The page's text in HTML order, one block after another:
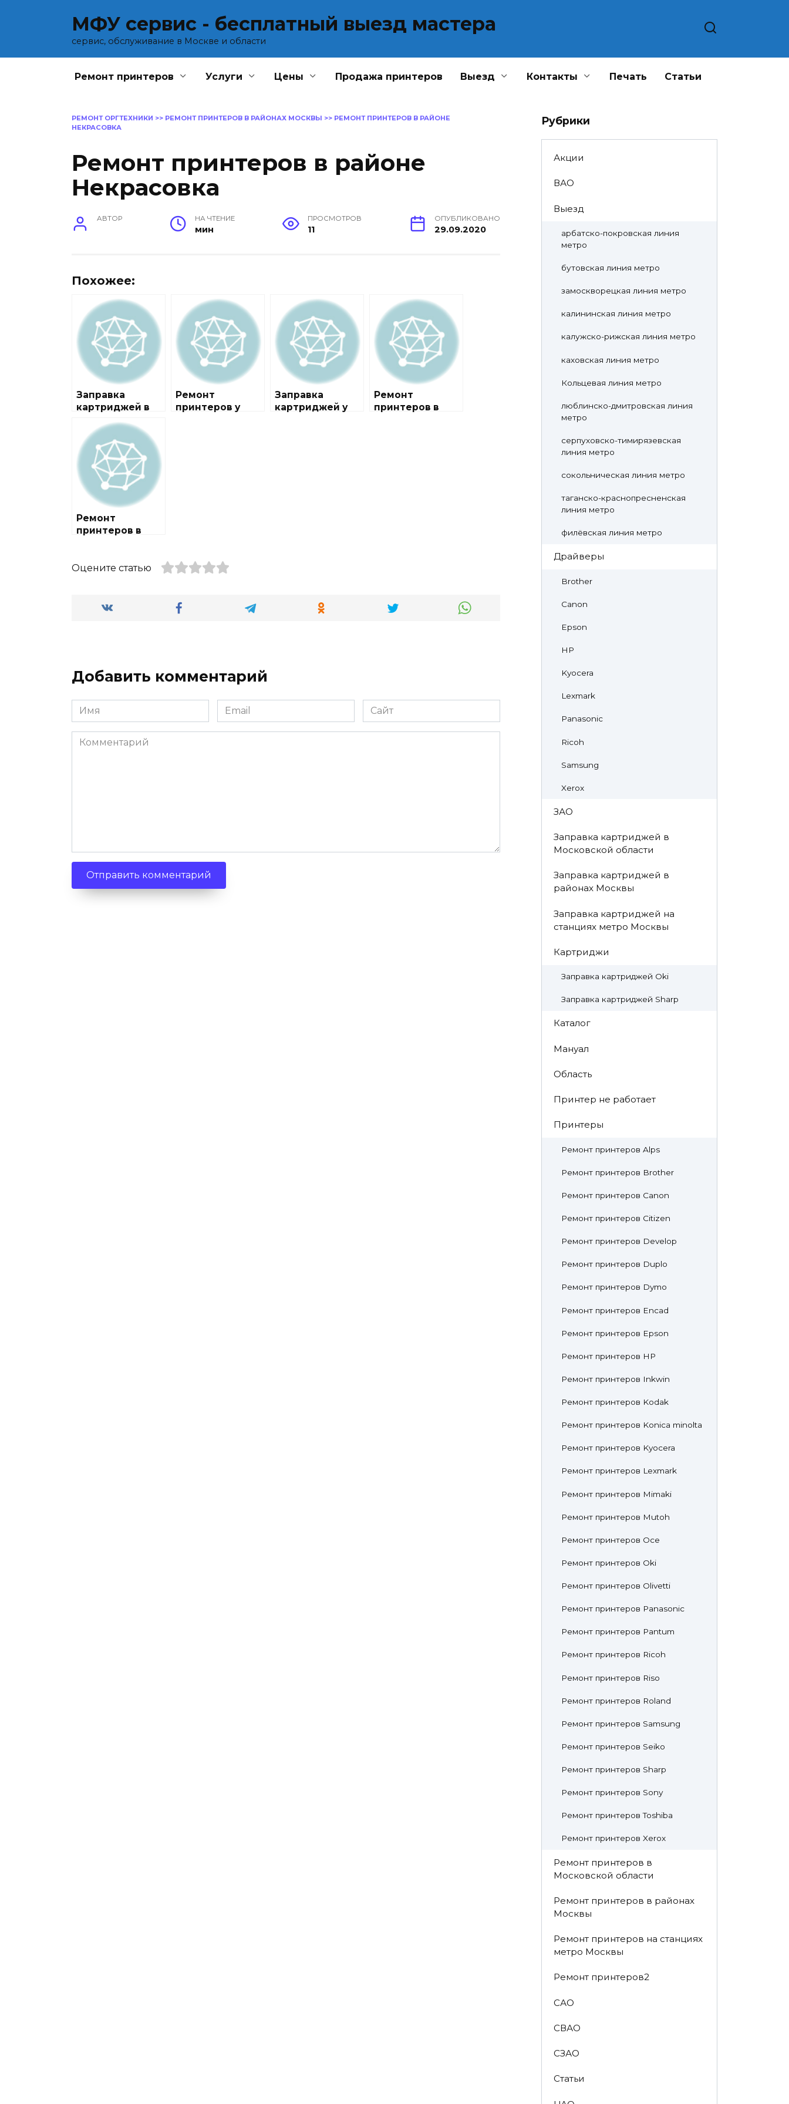
МФУ сервис - бесплатный выезд мастера
сервис, обслуживание в Москве и области
Ремонт принтеров Услуги Цены Продажа принтеров Выезд Контакты Печать Статьи
РЕМОНТ ОРГТЕХНИКИ >> РЕМОНТ ПРИНТЕРОВ В РАЙОНАХ МОСКВЫ >> РЕМОНТ ПРИНТЕРОВ В РАЙОНЕ
НЕКРАСОВКА
Ремонт принтеров в районе
Некрасовка
АВТОР НА ЧТЕНИЕ
мин
ПРОСМОТРОВ
11
ОПУБЛИКОВАНО
29.09.2020
Похожее:
Заправка
картриджей в
Некрасовка
Ремонт
принтеров у
Заправка
картриджей у
Ремонт
принтеров в
Ремонт
принтеров в
Оцените статью
Добавить комментарий
Имя Email Сайт
Комментарий
Рубрики
Акции
ВАО
Выезд
арбатско-покровская линия
метро
бутовская линия метро
замоскворецкая линия метро
калининская линия метро
калужско-рижская линия метро
каховская линия метро
Кольцевая линия метро
люблинско-дмитровская линия
метро
серпуховско-тимирязевская
линия метро
сокольническая линия метро
таганско-краснопресненская
линия метро
филёвская линия метро
Драйверы
Brother
Canon
Epson
HP
Kyocera
Lexmark
Panasonic
Ricoh
Samsung
Xerox
ЗАО
Заправка картриджей в
Московской области
Заправка картриджей в
районах Москвы
Заправка картриджей на
станциях метро Москвы
Картриджи
Заправка картриджей Oki
Заправка картриджей Sharp
Каталог
Мануал
Область
Принтер не работает
Принтеры
Ремонт принтеров Alps
Ремонт принтеров Brother
Ремонт принтеров Canon
Ремонт принтеров Citizen
Ремонт принтеров Develop
Ремонт принтеров Duplo
Ремонт принтеров Dymo
Ремонт принтеров Encad
Ремонт принтеров Epson
Ремонт принтеров HP
Ремонт принтеров Inkwin
Ремонт принтеров Kodak
Ремонт принтеров Konica minolta
Ремонт принтеров Kyocera
Ремонт принтеров Lexmark
Ремонт принтеров Mimaki
Ремонт принтеров Mutoh
Ремонт принтеров Oce
Ремонт принтеров Oki
Ремонт принтеров Olivetti
Ремонт принтеров Panasonic
Ремонт принтеров Pantum
Ремонт принтеров Ricoh
Ремонт принтеров Riso
Ремонт принтеров Roland
Ремонт принтеров Samsung
Ремонт принтеров Seiko
Ремонт принтеров Sharp
Ремонт принтеров Sony
Ремонт принтеров Toshiba
Ремонт принтеров Xerox
Ремонт принтеров в
Московской области
Ремонт принтеров в районах
Москвы
Ремонт принтеров на станциях
метро Москвы
Ремонт принтеров2
САО
СВАО
СЗАО
Статьи